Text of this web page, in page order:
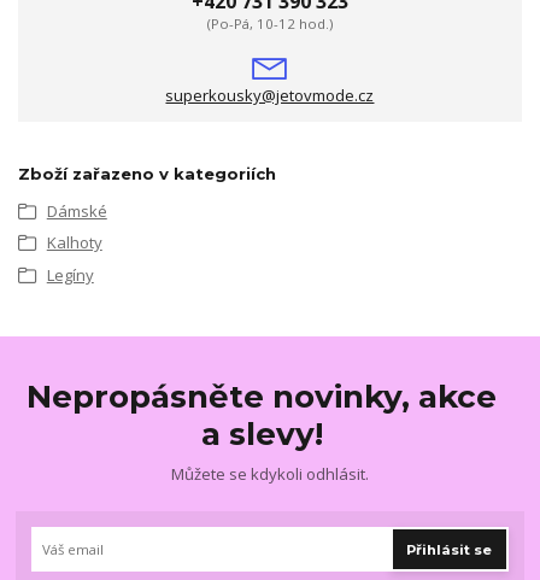
(Po-Pá, 10-12 hod.)
superkousky@jetovmode.cz
Zboží zařazeno v kategoriích
Dámské
Kalhoty
Legíny
Nepropásněte novinky, akce
a slevy!
Můžete se kdykoli odhlásit.
Přihlásit se